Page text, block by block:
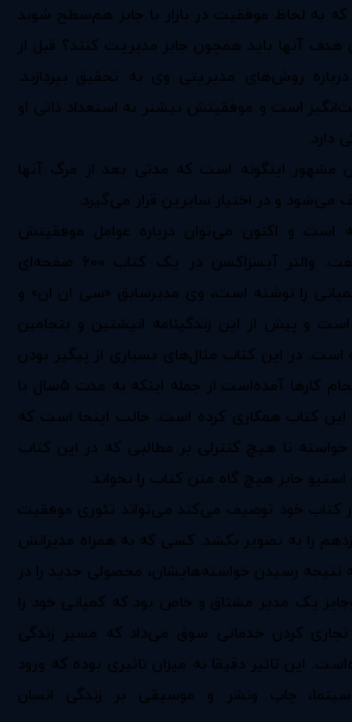
که به لحاظ موفقیت در بازار با جابز هم‌سطح شوند
هدف آنها باید همچون جابز مدیریت کنند؟ قبل از
درباره روش‌های مدیریتی وی به تحقیق بپردازند.
است و موفقیتش بیشتر به استعداد ذاتی او
مشهور اینگونه است که مدتی بعد از مرگ آنها
و در اختیار سایرین قرار می‌گیرد.
است و اکنون می‌توان درباره عوامل موفقیتش
شفاف‌تر از قبل سخن گفت. والتر آیسزاکسن در یک کتاب 600 صفحه‌ای
را نوشته است، وی مدیرسابق «سی ان ان» و
و پیش از این زندگینامه انیشتین و بنجامین
است. در این کتاب مثال‌های بسیاری از پیگیر بودن
و سماجت استیو‌جابز در انجام کارها آمده‌است از جمله اینکه به مدت 5سال با
این کتاب همکاری کرده است. جالب اینجا است که
خواسته تا هیچ کنترلی بر مطالبی که در این کتاب
جابز هیچ گاه متن کتاب را نخواند.
کتاب خود توصیف می‌کند می‌تواند تئوری موفقیت
را به تصویر بکشد. کسی که به همراه مدیرانش
نتیجه رسیدن خواسته‌هایشان، محصولی جدید را در
یک مدیر مشتاق و خاص بود که کمپانی خود را
کردن خدماتی سوق می‌داد که مسیر زندگی
این تاثیر دقیقا به میزان تاثیری بوده که ورود
سینما، چاپ ‌و‌نشر و موسیقی بر زندگی انسان